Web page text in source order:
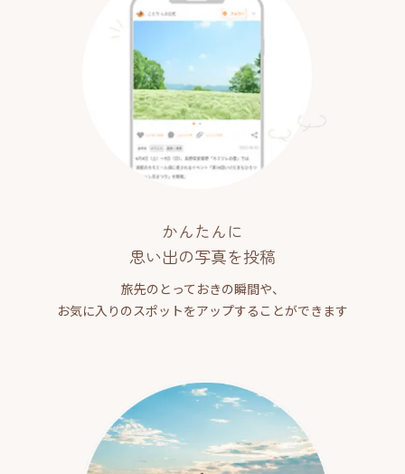
かんたんに
思い出の写真を投稿
旅先のとっておきの瞬間や、
お気に入りのスポットをアップすることができます